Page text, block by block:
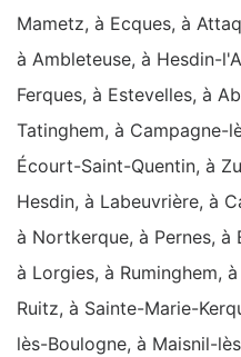
Mametz, à Ecques, à
à Ambleteuse, à Hesdin-
Ferques, à Estevelles, à
Tatinghem, à Campagne-
Écourt-Saint-Quentin, à
Hesdin, à Labeuvrière, à
à Nortkerque, à Pernes, à
à Lorgies, à Ruminghem,
Ruitz, à Sainte-Marie-
lès-Boulogne, à Maisnil-